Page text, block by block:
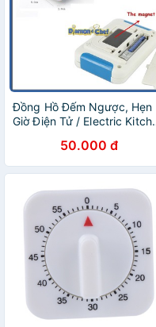
Đồng Hồ Đếm Ngược, Hẹn
Giờ Điện Tử / Electric
50.000 đ